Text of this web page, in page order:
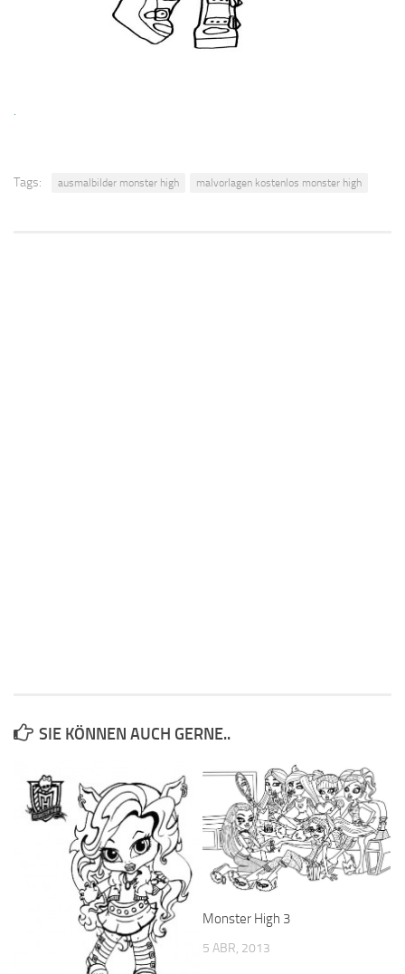
.
Tags: ausmalbilder monster high malvorlagen kostenlos monster high
SIE KÖNNEN AUCH GERNE..
Monster High 3
5 ABR, 2013